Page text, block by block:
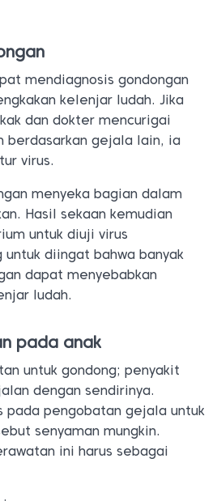
mendiagnosis gondongan
kelenjar ludah. Jika
dan dokter mencurigai
berdasarkan gejala lain, ia
virus.
menyeka bagian dalam
Hasil sekaan kemudian
untuk diuji virus
untuk diingat bahwa banyak
dapat menyebabkan
ludah.
pada anak
untuk gondong; penyakit
dengan sendirinya.
pada pengobatan gejala untuk
senyaman mungkin.
ini harus sebagai